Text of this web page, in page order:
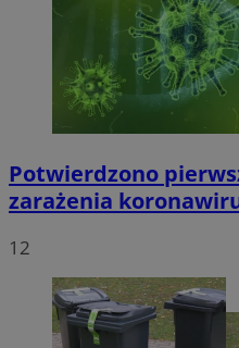
Potwierdzono
zarażenia
12